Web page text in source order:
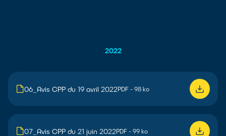
2022
06_Avis CPP du 19 avril 2022PDF - 98 ko
07_Avis CPP du 21 juin 2022PDF - 99 ko